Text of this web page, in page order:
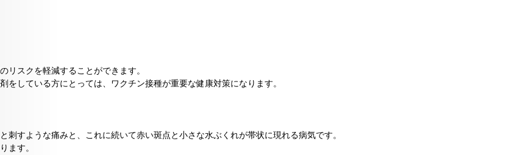
リスクを軽減することができます。
をしている方にとっては、ワクチン接種が重要な健康対策になります。
刺すような痛みと、これに続いて赤い斑点と小さな水ぶくれが帯状に現れる病気です。
ます。